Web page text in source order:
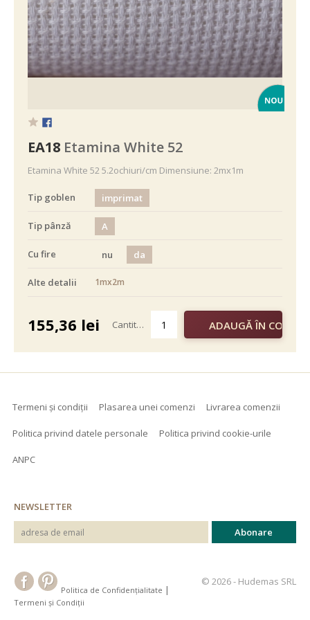
EA18 Etamina White 52
Etamina White 52 5.2ochiuri/cm Dimensiune: 2mx1m
Tip goblen imprimat
Tip pânză A
Cu fire nu da
Alte detalii 1mx2m
155,36 lei Cantitate
Termeni și condiții Plasarea unei comenzi Livrarea comenzii
Politica privind datele personale Politica privind cookie-urile
ANPC
NEWSLETTER
© 2026 - Hudemas SRL
Politica de Confidențialitate |
Termeni și Condiții